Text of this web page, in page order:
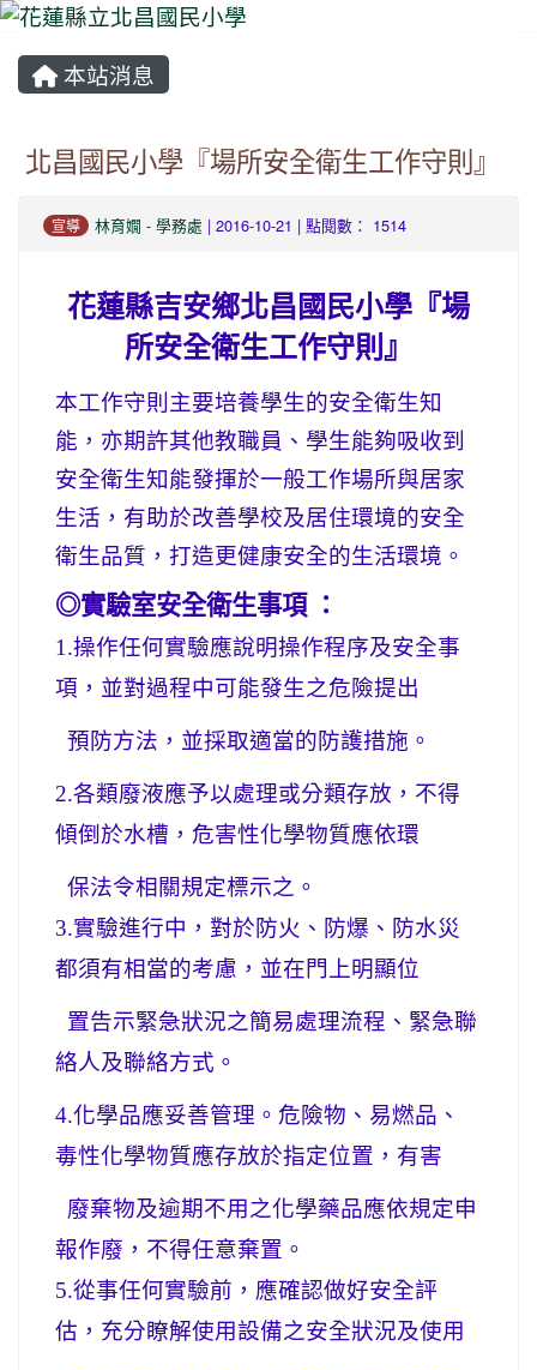
本站消息
北昌國民小學『場所安全衛生工作守則』
宣導 林育嫺 - 學務處 | 2016-10-21 | 點閱數： 1514
花蓮縣吉安鄉北昌國民小學『場
所安全衛生工作守則』
本工作守則主要培養學生的安全衛生知
能，亦期許其他教職員、學生能夠吸收到
安全衛生知能發揮於一般工作場所與居家
生活，有助於改善學校及居住環境的安全
衛生品質，打造更健康安全的生活環境。
◎實驗室安全衛生事項 ：
1.操作任何實驗應說明操作程序及安全事
項，並對過程中可能發生之危險提出
預防方法，並採取適當的防護措施。
2.各類廢液應予以處理或分類存放，不得
傾倒於水槽，危害性化學物質應依環
保法令相關規定標示之。
3.實驗進行中，對於防火、防爆、防水災
都須有相當的考慮，並在門上明顯位
置告示緊急狀況之簡易處理流程、緊急聯
絡人及聯絡方式。
4.化學品應妥善管理。危險物、易燃品、
毒性化學物質應存放於指定位置，有害
廢棄物及逾期不用之化學藥品應依規定申
報作廢，不得任意棄置。
5.從事任何實驗前，應確認做好安全評
估，充分瞭解使用設備之安全狀況及使用